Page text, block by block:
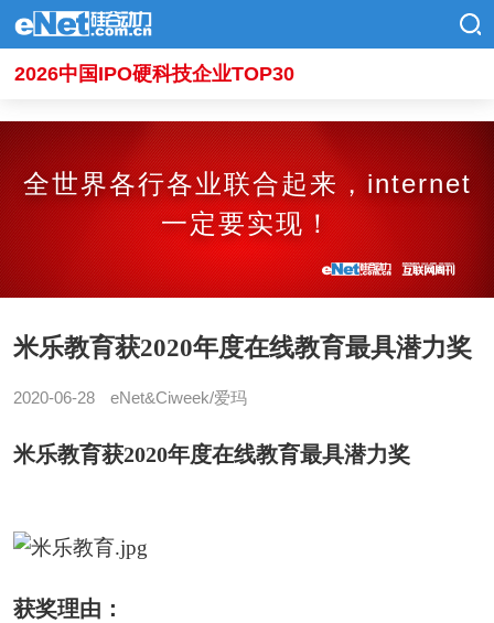
2026中国IPO硬科技企业TOP30
全世界各行各业联合起来，internet
一定要实现！
米乐教育获2020年度在线教育最具潜力奖
2020-06-28 eNet&Ciweek/爱玛
米乐教育获2020年度在线教育最具潜力奖
获奖理由：